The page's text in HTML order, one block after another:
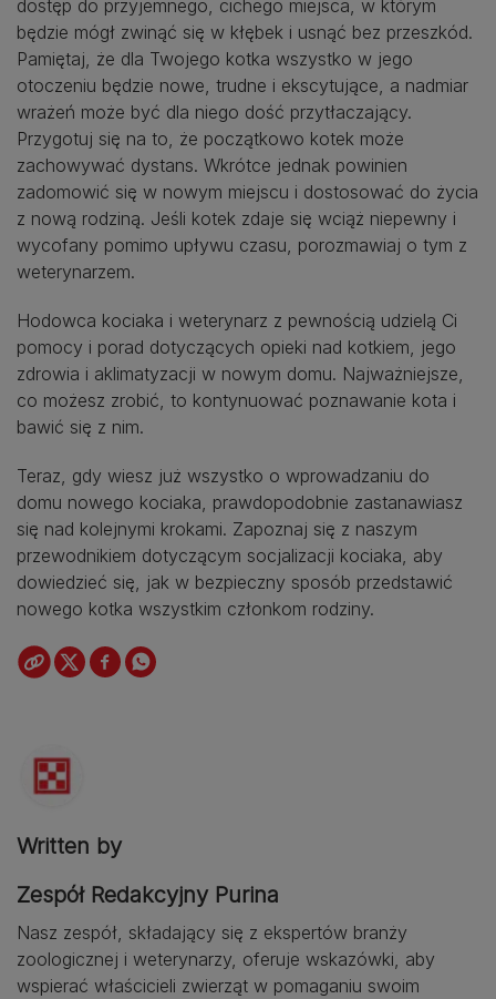
dostęp do przyjemnego, cichego miejsca, w którym
będzie mógł zwinąć się w kłębek i usnąć bez przeszkód.
Pamiętaj, że dla Twojego kotka wszystko w jego
otoczeniu będzie nowe, trudne i ekscytujące, a nadmiar
wrażeń może być dla niego dość przytłaczający.
Przygotuj się na to, że początkowo kotek może
zachowywać dystans. Wkrótce jednak powinien
zadomowić się w nowym miejscu i dostosować do życia
z nową rodziną. Jeśli kotek zdaje się wciąż niepewny i
wycofany pomimo upływu czasu, porozmawiaj o tym z
weterynarzem.
Hodowca kociaka i weterynarz z pewnością udzielą Ci
pomocy i porad dotyczących opieki nad kotkiem, jego
zdrowia i aklimatyzacji w nowym domu. Najważniejsze,
co możesz zrobić, to kontynuować poznawanie kota i
bawić się z nim.
Teraz, gdy wiesz już wszystko o wprowadzaniu do
domu nowego kociaka, prawdopodobnie zastanawiasz
się nad kolejnymi krokami. Zapoznaj się z naszym
przewodnikiem dotyczącym socjalizacji kociaka, aby
dowiedzieć się, jak w bezpieczny sposób przedstawić
nowego kotka wszystkim członkom rodziny.
Written by
Zespół Redakcyjny Purina
Nasz zespół, składający się z ekspertów branży
zoologicznej i weterynarzy, oferuje wskazówki, aby
wspierać właścicieli zwierząt w pomaganiu swoim